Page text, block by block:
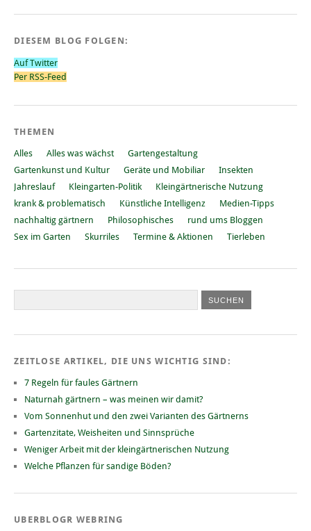
DIESEM BLOG FOLGEN:
Auf Twitter
Per RSS-Feed
THEMEN
Alles Alles was wächst
Gartengestaltung
Gartenkunst und Kultur
Geräte und Mobiliar
Insekten
Jahreslauf
Kleingarten-Politik
Kleingärtnerische Nutzung
krank & problematisch
Künstliche Intelligenz
Medien-Tipps
nachhaltig gärtnern
Philosophisches
rund ums Bloggen
Sex im Garten
Skurriles Termine & Aktionen Tierleben
ZEITLOSE ARTIKEL, DIE UNS WICHTIG SIND:
7 Regeln für faules Gärtnern
Naturnah gärtnern – was meinen wir damit?
Vom Sonnenhut und den zwei Varianten des Gärtnerns
Gartenzitate, Weisheiten und Sinnsprüche
Weniger Arbeit mit der kleingärtnerischen Nutzung
Welche Pflanzen für sandige Böden?
UBERBLOGR WEBRING